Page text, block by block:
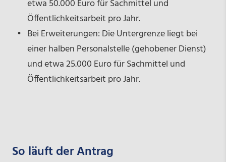
etwa 50.000 Euro für Sachmittel und
Öffentlichkeitsarbeit pro Jahr.
Bei Erweiterungen: Die Untergrenze liegt bei
einer halben Personalstelle (gehobener Dienst)
und etwa 25.000 Euro für Sachmittel und
Öffentlichkeitsarbeit pro Jahr.
So läuft der Antrag